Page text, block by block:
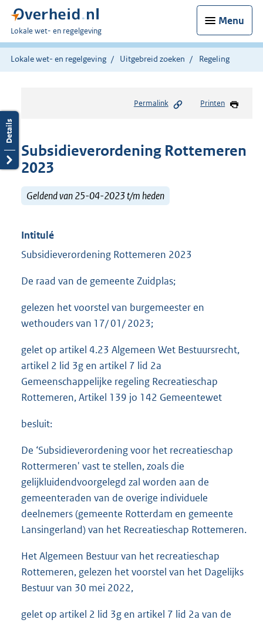
Menu
U
bent
hier:
Lokale wet- en regelgeving
Lokale wet- en regelgeving Uitgebreid zoeken Regeling
Permalink Printen
Subsidieverordening Rottemeren
2023
Geldend van 25-04-2023 t/m heden
Intitulé
Subsidieverordening Rottemeren 2023
De raad van de gemeente Zuidplas;
gelezen het voorstel van burgemeester en
wethouders van 17/ 01/ 2023;
gelet op artikel 4.23 Algemeen Wet Bestuursrecht,
artikel 2 lid 3g en artikel 7 lid 2a
Gemeenschappelijke regeling Recreatieschap
Rottemeren, Artikel 139 jo 142 Gemeentewet
besluit:
De ‘Subsidieverordening voor het recreatieschap
Rottermeren' vast te stellen, zoals die
gelijkluidendvoorgelegd zal worden aan de
gemeenteraden van de overige individuele
deelnemers (gemeente Rotterdam en gemeente
Lansingerland) van het Recreatieschap Rottemeren.
Het Algemeen Bestuur van het recreatieschap
Rottemeren, gelezen het voorstel van het Dagelijks
Bestuur van 30 mei 2022,
gelet op artikel 2 lid 3g en artikel 7 lid 2a van de